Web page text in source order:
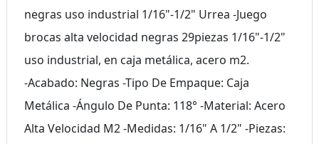
negras uso industrial 1/16"-1/2" Urrea -Juego
brocas alta velocidad negras 29piezas 1/16"-1/2"
uso industrial, en caja metálica, acero m2.
-Acabado: Negras -Tipo De Empaque: Caja
Metálica -Ángulo De Punta: 118° -Material: Acero
Alta Velocidad M2 -Medidas: 1/16" A 1/2" -Piezas: